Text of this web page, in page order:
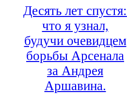
Десять лет спустя:
что я узнал,
будучи очевидцем
борьбы Арсенала
за Андрея
Аршавина.